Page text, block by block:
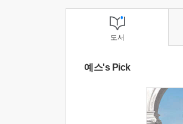
도서
예스's Pick